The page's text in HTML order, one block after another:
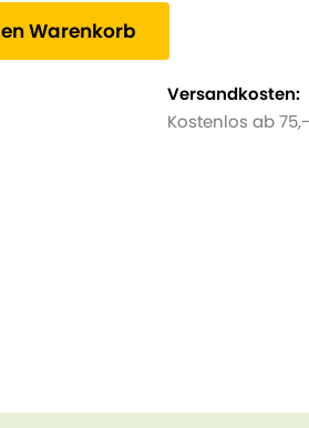
Warenkorb
Versandkosten:
Kostenlos ab 75,-